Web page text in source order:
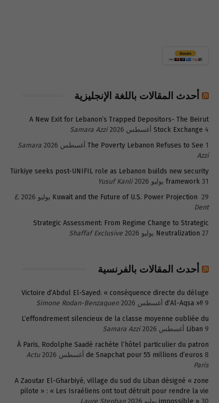
أحدث المقالات باللغة الإنجليزية
A New Exit for Lebanon’s Trapped Depositors- The Beirut
Stock Exchange 4 أغسطس 2026
Samara Azzi
The Poverty Lebanon Refuses to See 1 أغسطس 2026
Samara
Azzi
Türkiye seeks post-UNIFIL role as Lebanon builds new security
framework 31 يوليو 2026
Yusuf Kanli
Kuwait and the Future of U.S. Power Projection 29 يوليو 2026
E.
Dent
Strategic Assessment: From Regime Change to Strategic
Neutralization 27 يوليو 2026 Shaffaf Exclusive
أحدث المقالات بالفرنسية
Victoire d’Abdul El-Sayed: « conséquence directe du déluge
d’Al-Aqsa »!! 9 أغسطس 2026
Simone Rodan-Benzaquen
L’effondrement silencieux de la classe moyenne oubliée du
Liban 9 أغسطس 2026
Samara Azzi
À Paris, Rodolphe Saadé rachète l’hôtel particulier du patron
de Snapchat pour 55 millions d’euros 8 أغسطس 2026
Actu
Paris
A Zaoutar El-Gharbiyé, village du sud du Liban désigné « zone
pilote » : « Les Israéliens ont tout détruit pour rendre la vie
impossible » 30 يوليو 2026
Laure Stephan